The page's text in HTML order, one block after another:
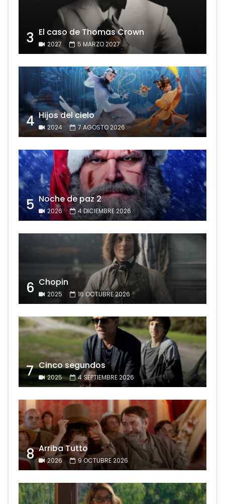
3 El caso de Thomas Crown
2027 5 MARZO 2027
4 Hijos del cielo
2024 7 AGOSTO 2026
5 Noche de paz 2
2026 4 DICIEMBRE 2026
6 Chopin
2025 16 OCTUBRE 2026
7 Cinco segundos
2025 4 SEPTIEMBRE 2026
8 Arriba Tutto
2026 9 OCTUBRE 2026